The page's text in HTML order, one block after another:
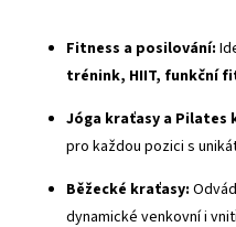
Fitness a posilování:
trénink, HIIT, funkční
Jóga kraťasy a Pilates
pro každou pozici s
Běžecké kraťasy:
dynamické venkovní i